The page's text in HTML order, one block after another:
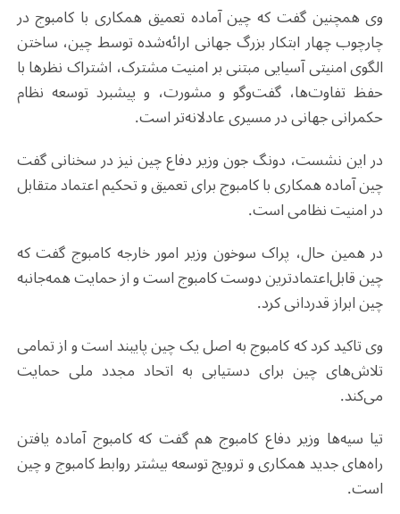
وی همچنین گفت که چین آماده تعمیق همکاری با کامبوج در
چارچوب چهار ابتکار بزرگ جهانی ارائه‌شده توسط چین، ساختن
الگوی امنیتی آسیایی مبتنی بر امنیت مشترک، اشتراک نظرها با
حفظ تفاوت‌ها، گفت‌وگو و مشورت، و پیشبرد توسعه نظام
حکمرانی جهانی در مسیری عادلانه‌تر است.
در این نشست، دونگ جون وزیر دفاع چین نیز در سخنانی گفت
چین آماده همکاری با کامبوج برای تعمیق و تحکیم اعتماد متقابل
در امنیت نظامی است.
در همین حال، پراک سوخون وزیر امور خارجه کامبوج گفت که
چین قابل‌اعتمادترین دوست کامبوج است و از حمایت همه‌جانبه
چین ابراز قدردانی کرد.
وی تاکید کرد که کامبوج به اصل یک چین پایبند است و از تمامی
تلاش‌های چین برای دستیابی به اتحاد مجدد ملی حمایت
می‌کند.
تیا سیه‌ها وزیر دفاع کامبوج هم گفت که کامبوج آماده یافتن
راه‌های جدید همکاری و ترویج توسعه بیشتر روابط کامبوج و چین
است.